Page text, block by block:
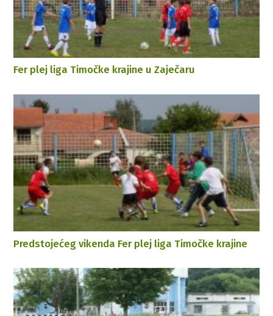
Fer plej liga Timočke krajine u Zaječaru
Predstojećeg vikenda Fer plej liga Timočke krajine